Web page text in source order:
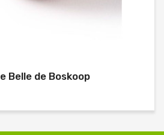
Belle de Boskoop